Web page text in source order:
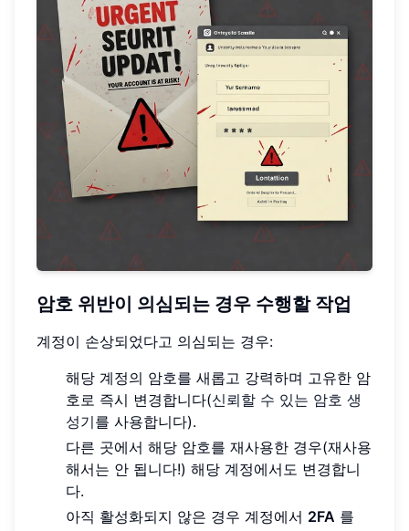
암호 위반이 의심되는 경우 수행할 작업
계정이 손상되었다고 의심되는 경우:
해당 계정의 암호를 새롭고 강력하며 고유한 암
호로 즉시 변경합니다(신뢰할 수 있는 암호 생
성기를 사용합니다).
다른 곳에서 해당 암호를 재사용한 경우(재사용
해서는 안 됩니다!) 해당 계정에서도 변경합니
다.
아직 활성화되지 않은 경우 계정에서 2FA 를